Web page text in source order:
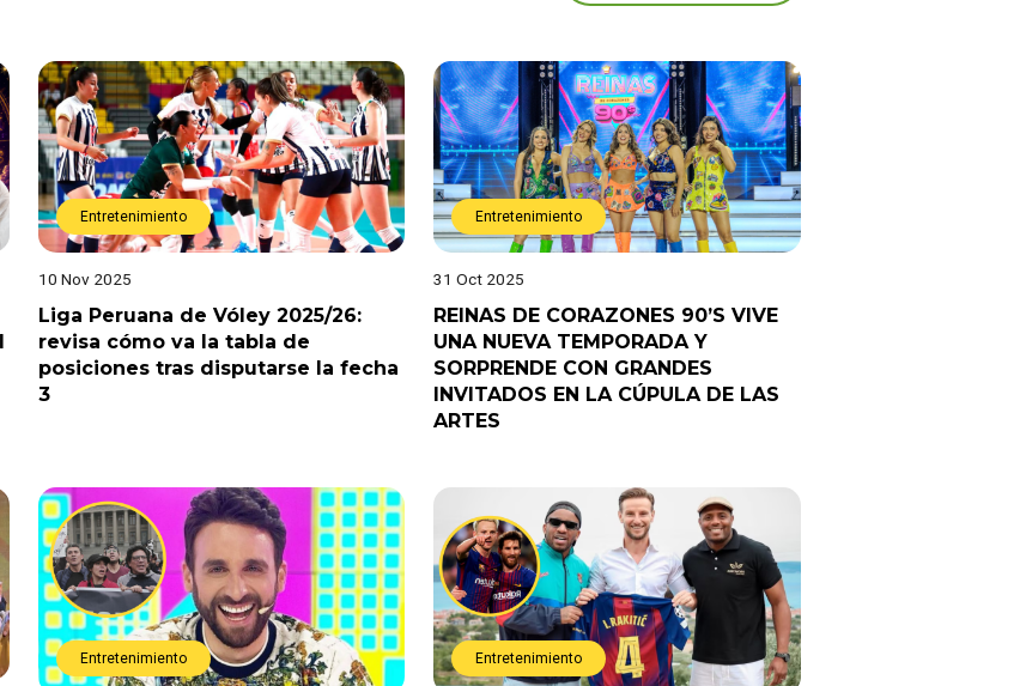
Entretenimiento
10 Nov 2025
Liga Peruana de Vóley 2025/26:
revisa cómo va la tabla de
posiciones tras disputarse la fecha
3
Entretenimiento
31 Oct 2025
REINAS DE CORAZONES 90’S VIVE
UNA NUEVA TEMPORADA Y
SORPRENDE CON GRANDES
INVITADOS EN LA CÚPULA DE LAS
ARTES
Entretenimiento Entretenimiento